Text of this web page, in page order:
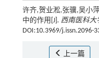
许齐,贺业淞,张骥,吴小
中的作用[J]. 西南医科大
DOI:10.3969/j.issn.2096-
上一篇